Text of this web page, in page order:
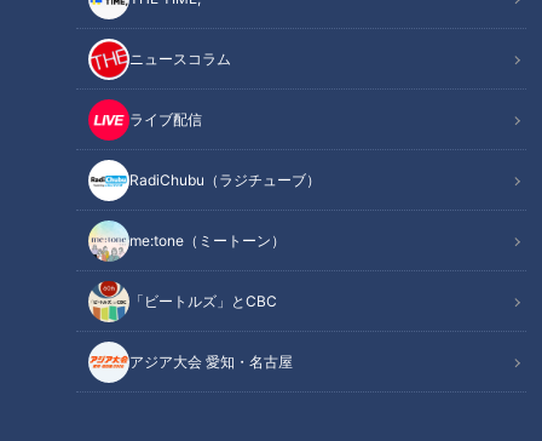
ニュースコラム
ライブ配信
RadiChubu（ラジチューブ）
me:tone（ミートーン）
「ビートルズ」とCBC
アジア大会 愛知・名古屋
本物のさんまとマツコにCBCア
ナウンサー大興奮！？安住アナ
のテクニックに圧倒！「週刊さ
んまとマツコ」がアナウンス部
にやってきた！
「筋を通してないのもある」
CBCアナウンサーYouTube「み
てちょてれび」にパクリ疑惑？
MBS「ウラオモテレビ」との関